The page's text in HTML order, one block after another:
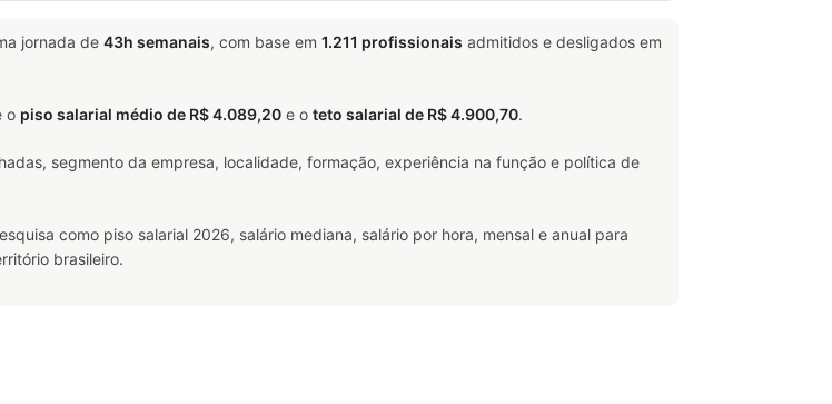
jornada de 43h semanais, com base em 1.211 profissionais admitidos e desligados em
o piso salarial médio de R$ 4.089,20 e o teto salarial de R$ 4.900,70.
segmento da empresa, localidade, formação, experiência na função e política de
como piso salarial 2026, salário mediana, salário por hora, mensal e anual para
brasileiro.